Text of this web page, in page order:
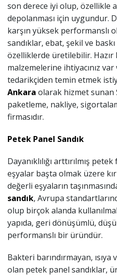
son derece iyi olup, özellikle
depolanması için uygundur.
karşın yüksek performanslı
sandıklar, ebat, şekil ve
özelliklerde üretilebilir.
malzemelerine ihtiyacınız
tedarikçiden temin etmek
Ankara olarak hizmet sunan
paketleme, nakliye,
firmasıdır.
Petek Panel Sandık
Dayanıklılığı arttırılmış
eşyalar başta olmak üzere
değerli eşyaların
sandık, Avrupa
olup birçok alanda
yapıda, geri dönüşümlü,
performanslı bir üründür.
Bakteri barındırmayan, ısıya
olan petek panel sandıklar,